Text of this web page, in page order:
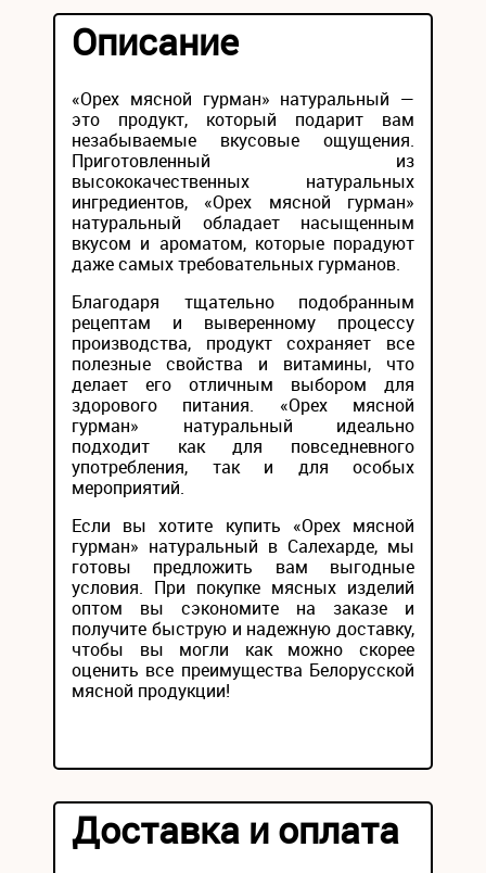
Описание
«Орех мясной гурман» натуральный —
это продукт, который подарит вам
незабываемые вкусовые ощущения.
Приготовленный из
высококачественных натуральных
ингредиентов, «Орех мясной гурман»
натуральный обладает насыщенным
вкусом и ароматом, которые порадуют
даже самых требовательных гурманов.
Благодаря тщательно подобранным
рецептам и выверенному процессу
производства, продукт сохраняет все
полезные свойства и витамины, что
делает его отличным выбором для
здорового питания. «Орех мясной
гурман» натуральный идеально
подходит как для повседневного
употребления, так и для особых
мероприятий.
Если вы хотите купить «Орех мясной
гурман» натуральный в Салехарде, мы
готовы предложить вам выгодные
условия. При покупке мясных изделий
оптом вы сэкономите на заказе и
получите быструю и надежную доставку,
чтобы вы могли как можно скорее
оценить все преимущества Белорусской
мясной продукции!
Доставка и оплата